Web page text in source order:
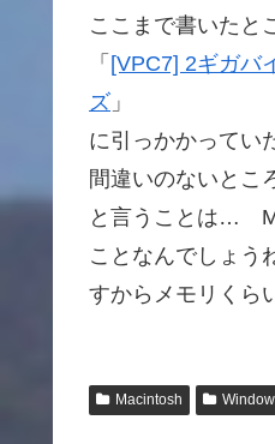
ここまで書いたと
「 [VPC7] 2ギガバ
ズ 」
に引っかかってい
間違いのないとこ
と言うことは…
ことなんでしょう
すからメモリくら
Macintosh